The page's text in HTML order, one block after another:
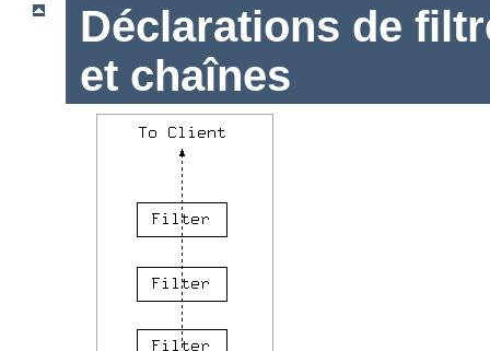
Déclarations de
et chaînes